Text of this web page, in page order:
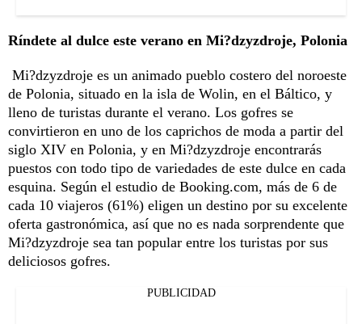
Ríndete al dulce este verano en Mi?dzyzdroje, Polonia
Mi?dzyzdroje es un animado pueblo costero del noroeste
de Polonia, situado en la isla de Wolin, en el Báltico, y
lleno de turistas durante el verano. Los gofres se
convirtieron en uno de los caprichos de moda a partir del
siglo XIV en Polonia, y en Mi?dzyzdroje encontrarás
puestos con todo tipo de variedades de este dulce en cada
esquina. Según el estudio de Booking.com, más de 6 de
cada 10 viajeros (61%) eligen un destino por su excelente
oferta gastronómica, así que no es nada sorprendente que
Mi?dzyzdroje sea tan popular entre los turistas por sus
deliciosos gofres.
PUBLICIDAD